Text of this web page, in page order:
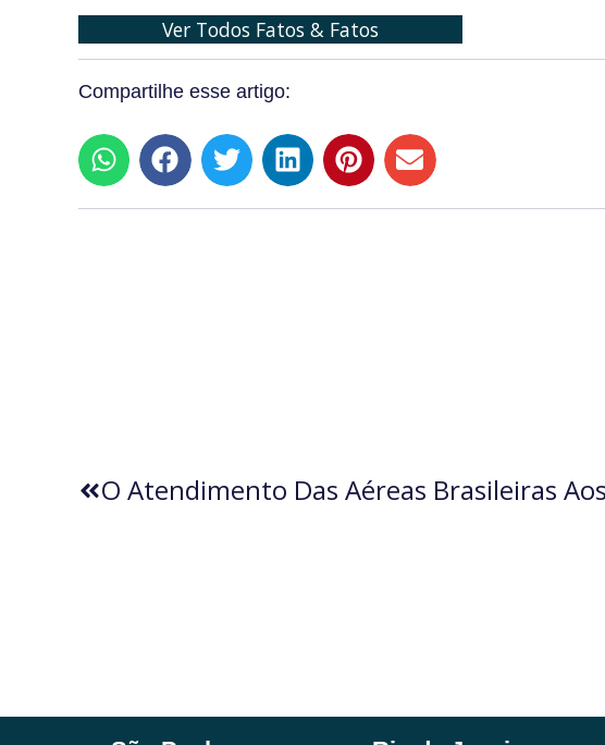
Ver Todos Fatos & Fatos
Compartilhe esse artigo: